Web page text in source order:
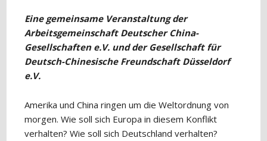
Eine gemeinsame Veranstaltung der
Arbeitsgemeinschaft Deutscher China-
Gesellschaften e.V. und der Gesellschaft für
Deutsch-Chinesische Freundschaft Düsseldorf
e.V.
Amerika und China ringen um die Weltordnung von
morgen. Wie soll sich Europa in diesem Konflikt
verhalten? Wie soll sich Deutschland verhalten?